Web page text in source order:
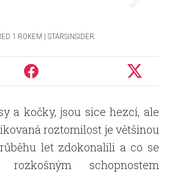
1 ROKEM | STARSINSIDER
a kočky, jsou sice hezcí, ale
roztomilost je většinou
let zdokonalili a co se
schopnostem